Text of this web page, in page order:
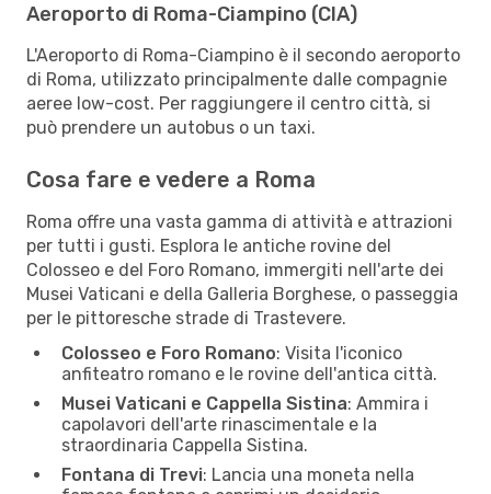
Aeroporto di Roma-Ciampino (CIA)
L'Aeroporto di Roma-Ciampino è il secondo aeroporto
di Roma, utilizzato principalmente dalle compagnie
aeree low-cost. Per raggiungere il centro città, si
può prendere un autobus o un taxi.
Cosa fare e vedere a Roma
Roma offre una vasta gamma di attività e attrazioni
per tutti i gusti. Esplora le antiche rovine del
Colosseo e del Foro Romano, immergiti nell'arte dei
Musei Vaticani e della Galleria Borghese, o passeggia
per le pittoresche strade di Trastevere.
Colosseo e Foro Romano: Visita l'iconico
anfiteatro romano e le rovine dell'antica città.
Musei Vaticani e Cappella Sistina: Ammira i
capolavori dell'arte rinascimentale e la
straordinaria Cappella Sistina.
Fontana di Trevi: Lancia una moneta nella